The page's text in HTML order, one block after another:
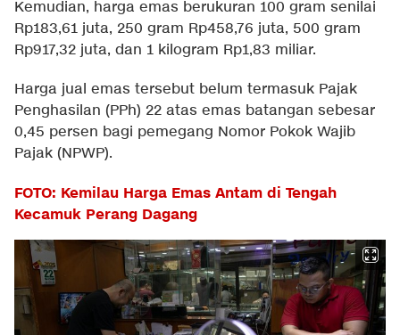
Kemudian, harga emas berukuran 100 gram senilai
Rp183,61 juta, 250 gram Rp458,76 juta, 500 gram
Rp917,32 juta, dan 1 kilogram Rp1,83 miliar.
Harga jual emas tersebut belum termasuk Pajak
Penghasilan (PPh) 22 atas emas batangan sebesar
0,45 persen bagi pemegang Nomor Pokok Wajib
Pajak (NPWP).
FOTO: Kemilau Harga Emas Antam di Tengah
Kecamuk Perang Dagang